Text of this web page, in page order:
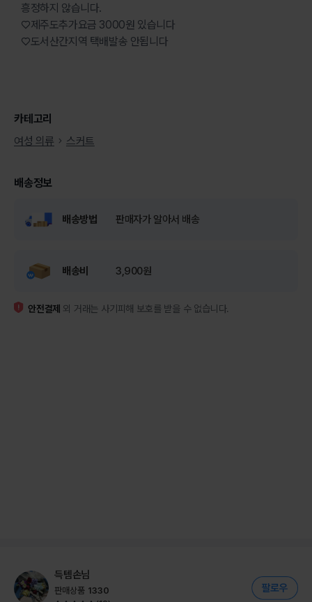
흥정하지 않습니다.
♡제주도추가요금 3000원 있습니다
♡도서산간지역 택배발송 안됩니다
카테고리
여성 의류
스커트
배송정보
배송방법 판매자가 알아서 배송
배송비 3,900원
안전결제 외 거래는 사기피해 보호를 받을 수 없습니다.
득템손님
판매상품 1330